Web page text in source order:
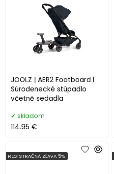
JOOLZ | AER2 Footboard l
Súrodenecké stúpadlo
včetně sedadla
skladom
114.95 €
REGISTRAČNÁ ZĽAVA 5%